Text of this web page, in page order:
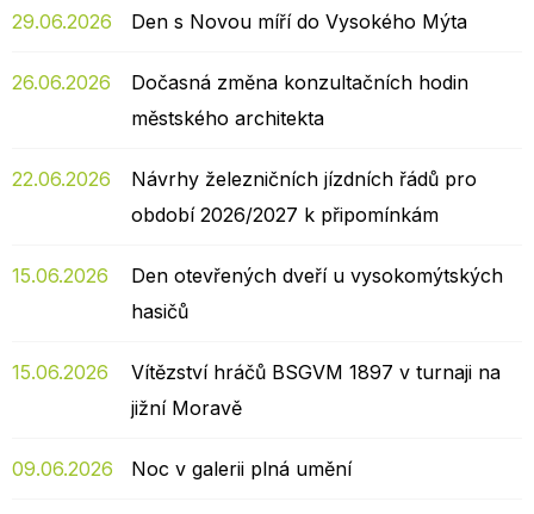
29.06.2026 Den s Novou míří do Vysokého Mýta
26.06.2026
Dočasná změna konzultačních hodin
městského architekta
22.06.2026
Návrhy železničních jízdních řádů pro
období 2026/2027 k připomínkám
15.06.2026
Den otevřených dveří u vysokomýtských
hasičů
15.06.2026
Vítězství hráčů BSGVM 1897 v turnaji na
jižní Moravě
09.06.2026 Noc v galerii plná umění